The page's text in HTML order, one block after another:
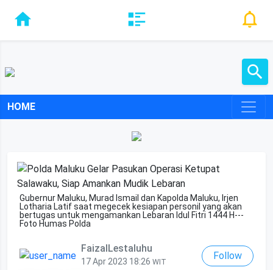
HOME
Gubernur Maluku, Murad Ismail dan Kapolda Maluku, Irjen
Lotharia Latif saat megecek kesiapan personil yang akan
bertugas untuk mengamankan Lebaran Idul Fitri 1444 H---
Foto Humas Polda
FaizalLestaluhu
17 Apr 2023 18:26 WIT
Follow